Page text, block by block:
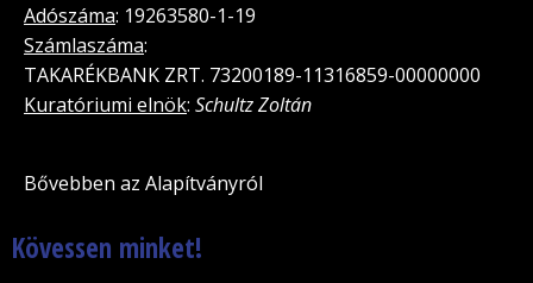
Adószáma: 19263580-1-19
Számlaszáma:
TAKARÉKBANK ZRT. 73200189-11316859-00000000
Kuratóriumi elnök: Schultz Zoltán
Bővebben az Alapítványról
Kövessen minket!